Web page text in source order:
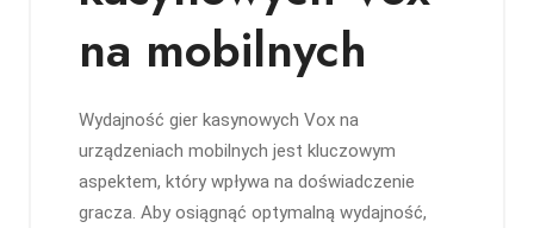
na mobilnych
Wydajność gier kasynowych Vox na
urządzeniach mobilnych jest kluczowym
aspektem, który wpływa na doświadczenie
gracza. Aby osiągnąć optymalną wydajność,